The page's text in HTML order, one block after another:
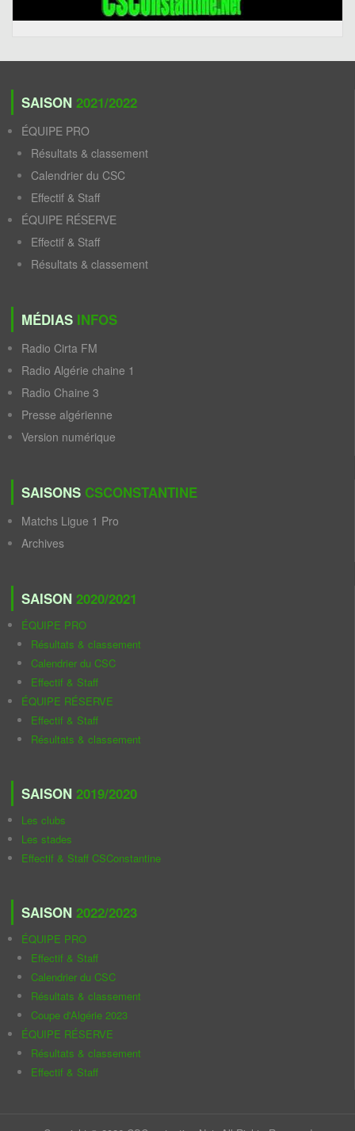
SAISON 2021/2022
ÉQUIPE PRO
Résultats & classement
Calendrier du CSC
Effectif & Staff
ÉQUIPE RÉSERVE
Effectif & Staff
Résultats & classement
MÉDIAS INFOS
Radio Cirta FM
Radio Algérie chaine 1
Radio Chaine 3
Presse algérienne
Version numérique
SAISONS CSCONSTANTINE
Matchs Ligue 1 Pro
Archives
SAISON 2020/2021
ÉQUIPE PRO
Résultats & classement
Calendrier du CSC
Effectif & Staff
ÉQUIPE RÉSERVE
Effectif & Staff
Résultats & classement
SAISON 2019/2020
Les clubs
Les stades
Effectif & Staff CSConstantine
SAISON 2022/2023
ÉQUIPE PRO
Effectif & Staff
Calendrier du CSC
Résultats & classement
Coupe d'Algérie 2023
ÉQUIPE RÉSERVE
Résultats & classement
Effectif & Staff